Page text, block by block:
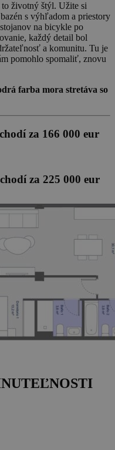
životný štýl. Užite si
s výhľadom a priestory
na bicykle po
každý detail bol
a komunitu. Tu je
pomohlo spomaliť, znovu
farba mora stretáva so
za 166 000 eur
za 225 000 eur